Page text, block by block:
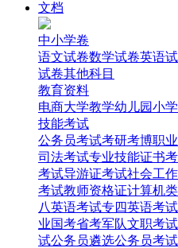
文档
中小学卷
语文试卷数学试卷英语
试卷其他科目
教育资料
电商大学教学幼儿园小学
技能考试
公务员考试考研考博职
司法考试专业技能证书
考试导游证考试社会工
考试教师资格证计算机
八英语考试专四英语考试
业国考省考军队文职考试
试公务员遴选公务员考试